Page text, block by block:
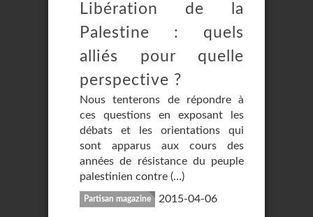
Libération de la
Palestine : quels
alliés pour quelle
perspective ?
Nous tenterons de répondre à
ces questions en exposant les
débats et les orientations qui
sont apparus aux cours des
années de résistance du peuple
palestinien contre (…)
Partisan magazine 2015-04-06